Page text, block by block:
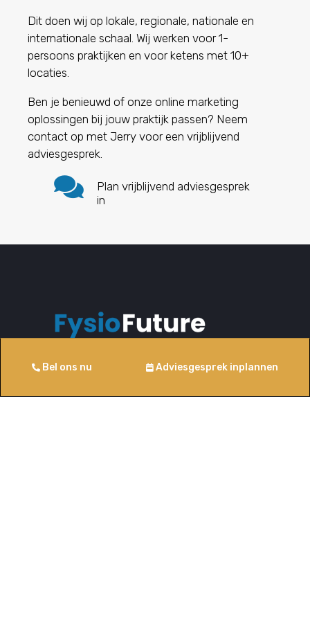
Dit doen wij op lokale, regionale, nationale en
internationale schaal. Wij werken voor 1-
persoons praktijken en voor ketens met 10+
locaties.
Ben je benieuwd of onze online marketing
oplossingen bij jouw praktijk passen? Neem
contact op met Jerry voor een vrijblijvend
adviesgesprek.

Plan vrijblijvend adviesgesprek
in
Bel ons nu Adviesgesprek inplannen